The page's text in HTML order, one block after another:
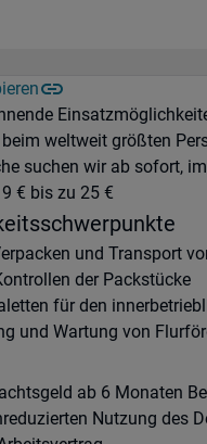
teilen
weltweit größten
suchen wir ab sofort,
€ bis zu 25 €
und Transport
der Packstücke
für den
und Wartung von
ab 6 Monaten
Nutzung des